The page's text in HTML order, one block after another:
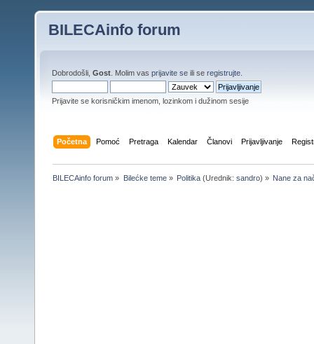
BILECAinfo forum
Dobrodošli, Gost . Molim vas prijavite se ili se registrujte
Prijavite se korisničkim imenom, lozinkom i dužinom sesije
Početna Pomoć Pretraga Kalendar Članovi Prijavljivanje
BILECAinfo forum » Bilećke teme» Politika(Urednik: sandro) » Nane za